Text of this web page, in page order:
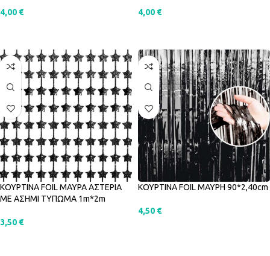
4,00 € 4,00 €
ΚΟΥΡΤΙΝΑ FOIL ΜΑΥΡΑ ΑΣΤΕΡΙΑ
ΜΕ ΑΣΗΜΙ ΤΥΠΩΜΑ 1m*2m
3,50 €
ΚΟΥΡΤΙΝΑ FOIL ΜΑΥΡΗ 90*2,40cm
4,50 €